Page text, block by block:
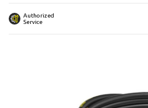
Authorized
Service